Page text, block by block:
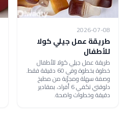
2026-07-08
طريقة عمل جيلي كولا
للأطفال
طريقة عمل جيلي كولا للأطفال
خطوة بخطوة وفي 60 دقيقة فقط.
وصفة سهلة ومجرّبة من مطبخ
دلوقتي تكفي 6 أفراد، بمقادير
دقيقة وخطوات واضحة.